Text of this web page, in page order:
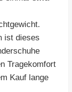
ist dieses
Tragekomfort
Kauf lange